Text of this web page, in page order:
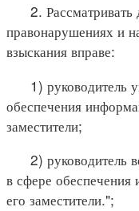
2. Рассматривать
правонарушениях и
взыскания вправе:
1) руководитель
обеспечения
заместители;
2) руководитель
в сфере
его заместители.";